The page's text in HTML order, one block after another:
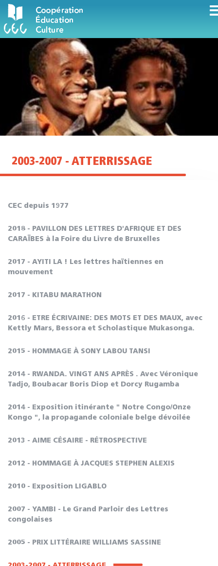
2003-2007 - ATTERRISSAGE
CEC depuis 1977
2018 - PAVILLON DES LETTRES D'AFRIQUE ET DES
CARAÏBES à la Foire du Livre de Bruxelles
2017 - AYITI LA ! Les lettres haïtiennes en
mouvement
2017 - KITABU MARATHON
2016 - ETRE ÉCRIVAINE: DES MOTS ET DES MAUX, avec
Kettly Mars, Bessora et Scholastique Mukasonga.
2015 - HOMMAGE À SONY LABOU TANSI
2014 - RWANDA. VINGT ANS APRÈS . Avec Véronique
Tadjo, Boubacar Boris Diop et Dorcy Rugamba
2014 - Exposition itinérante " Notre Congo/Onze
Kongo ", la propagande coloniale belge dévoilée
2013 - AIME CÉSAIRE - RÉTROSPECTIVE
2012 - HOMMAGE À JACQUES STEPHEN ALEXIS
2010 - Exposition LIGABLO
2007 - YAMBI - Le Grand Parloir des Lettres
congolaises
2005 - PRIX LITTÉRAIRE WILLIAMS SASSINE